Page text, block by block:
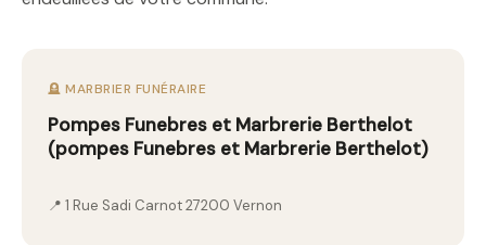
🪦 MARBRIER FUNÉRAIRE
Pompes Funebres et Marbrerie Berthelot
(pompes Funebres et Marbrerie Berthelot)
📍 1 Rue Sadi Carnot 27200 Vernon